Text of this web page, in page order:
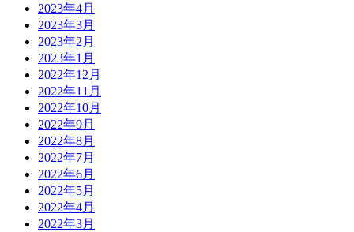
2023年4月
2023年3月
2023年2月
2023年1月
2022年12月
2022年11月
2022年10月
2022年9月
2022年8月
2022年7月
2022年6月
2022年5月
2022年4月
2022年3月